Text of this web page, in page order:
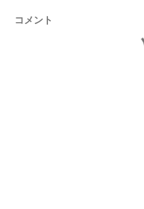
コメント